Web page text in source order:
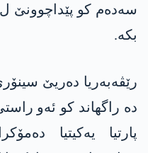
سەدەم کو پێداچوونێ
بکە.
رێڤەبەریا دەریێ
دە راگھاند کو ئەو
پارتیا یەکیتیا